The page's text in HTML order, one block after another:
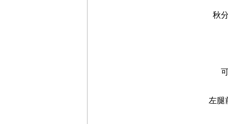
秋分
可
左腿前